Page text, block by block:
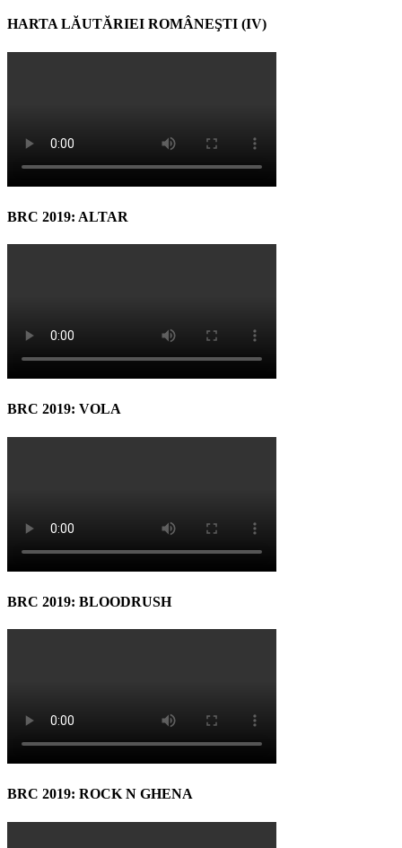
HARTA LĂUTĂRIEI ROMÂNEŞTI (IV)
BRC 2019: ALTAR
BRC 2019: VOLA
BRC 2019: BLOODRUSH
BRC 2019: ROCK N GHENA